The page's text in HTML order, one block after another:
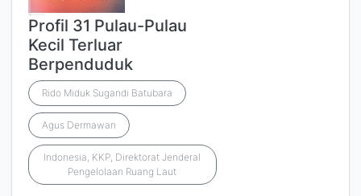
Profil 31 Pulau-Pulau
Kecil Terluar
Berpenduduk
Rido Miduk Sugandi Batubara
Agus Dermawan
Indonesia, KKP, Direktorat Jenderal
Pengelolaan Ruang Laut